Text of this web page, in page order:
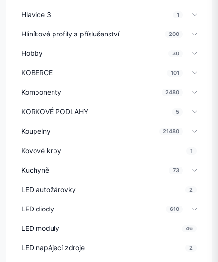
Hlavice 3 1
Hliníkové profily a příslušenství 200
Hobby 30
KOBERCE 101
Komponenty 2480
KORKOVÉ PODLAHY 5
Koupelny 21480
Kovové krby 1
Kuchyně 73
LED autožárovky 2
LED diody 610
LED moduly 46
LED napájecí zdroje 2